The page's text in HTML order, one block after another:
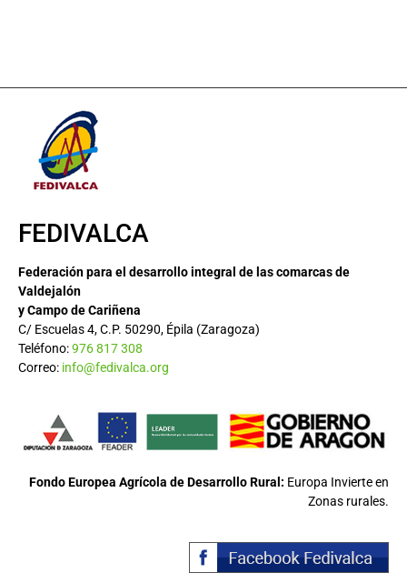
FEDIVALCA
Federación para el desarrollo integral de las comarcas de
Valdejalón
y Campo de Cariñena
C/ Escuelas 4, C.P. 50290, Épila (Zaragoza)
Teléfono:976 817 308
Correo: info@fedivalca.org
Fondo Europea Agrícola de Desarrollo Rural: Europa Invierte en
Zonas rurales.